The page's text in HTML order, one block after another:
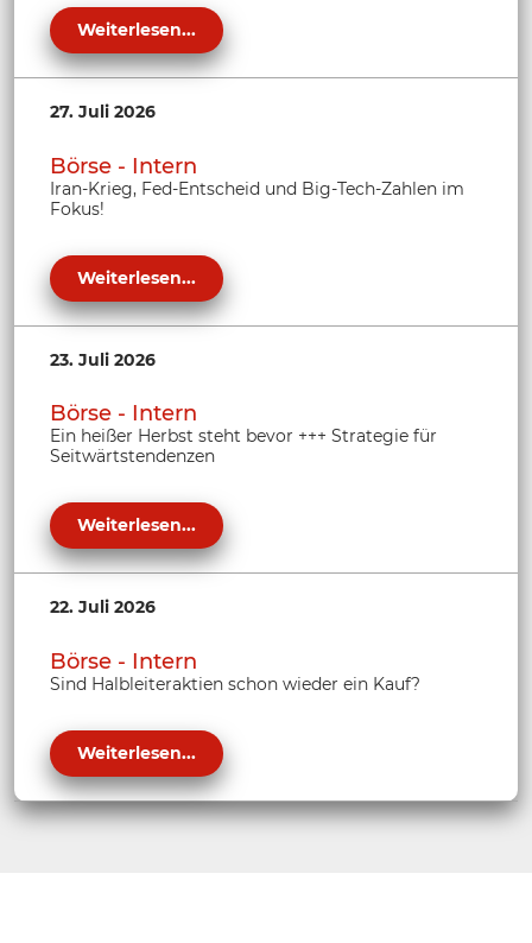
Weiterlesen...
27. Juli 2026
Börse - Intern
Iran-Krieg, Fed-Entscheid und Big-Tech-Zahlen im
Fokus!
Weiterlesen...
23. Juli 2026
Börse - Intern
Ein heißer Herbst steht bevor +++ Strategie für
Seitwärtstendenzen
Weiterlesen...
22. Juli 2026
Börse - Intern
Sind Halbleiteraktien schon wieder ein Kauf?
Weiterlesen...